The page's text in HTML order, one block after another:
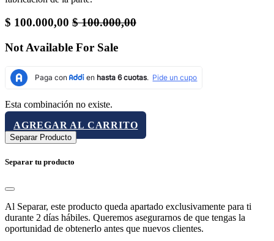
$ 100.000,00 $100.000,00
Not Available For Sale
Esta combinación no existe.
AGREGAR AL CARRITO
Separar Producto
Separar tu producto
Al Separar, este producto queda apartado exclusivamente para ti
durante 2 días hábiles. Queremos asegurarnos de que tengas la
oportunidad de obtenerlo antes que nuevos clientes.